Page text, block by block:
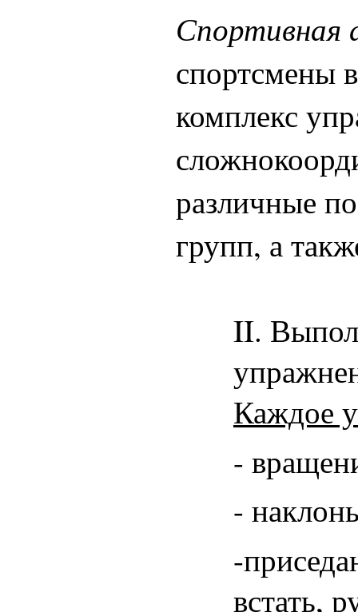
Спортивная
спортсмены
комплекс
различные
групп, а
II.
Каждое
-
-
-
встать,